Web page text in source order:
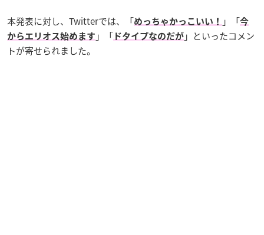
本発表に対し、Twitterでは、「めっちゃかっこいい！ 」「今
からエリオス始めます 」「 ドタイプなのだが 」といったコメン
トが寄せられました。